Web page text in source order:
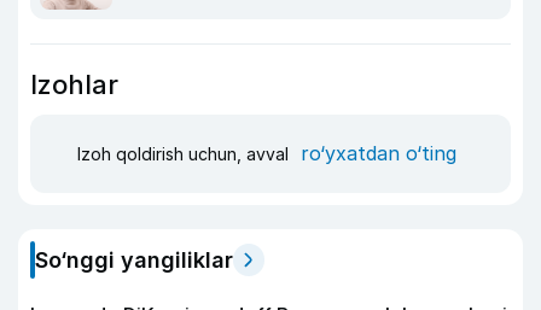
Izohlar
Izoh qoldirish uchun, avval ro‘yxatdan o‘ting
So‘nggi yangiliklar